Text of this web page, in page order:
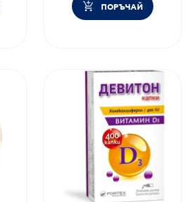
ПОРЪЧАЙ